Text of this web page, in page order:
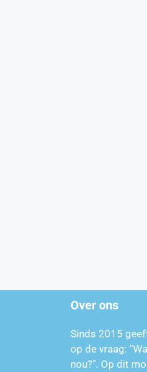
Over ons
Sinds 2015
op de vraag:
nou?”. Op dit